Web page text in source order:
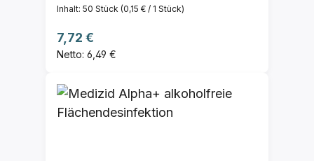
Inhalt: 50 Stück (0,15 € / 1 Stück)
Regulärer Preis:
7,72 €
Netto: 6,49 €